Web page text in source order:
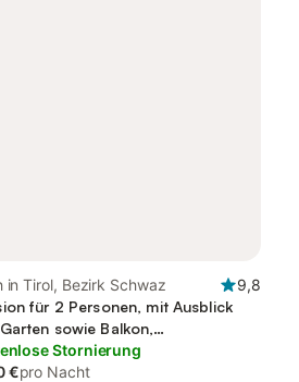
in Tirol, Bezirk Schwaz
9,8
für 2 Personen, mit Ausblick
sowie Balkon,
Stornierung
€pro Nacht